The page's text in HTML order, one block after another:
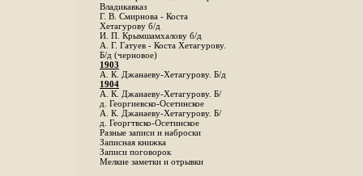
Владикавказ
Г. В. Смирнова - Коста
Хетагурову б/д
И. П. Крымшамхалову б/д
А. Г. Гатуев - Коста Хетагурову.
Б/д (черновое)
1903
А. К. Джанаеву-Хетагурову. Б/д
1904
А. К. Джанаеву-Хетагурову. Б/
д. Георгиевско-Осетинское
А. К. Джанаеву-Хетагурову. Б/
д. Георгтвско-Осетинское
Разные записи и наброски
Записная книжка
Записи поговорок
Мелкие заметки и отрывки